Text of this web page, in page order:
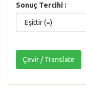
Sonuç Tercihi :